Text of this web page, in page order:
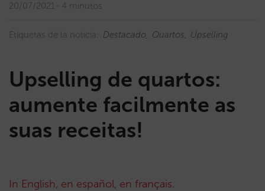
20/07/2021 4 minutos
Etiquetas de la noticia: Destacado Quartos Upselling
Upselling de quartos:
aumente facilmente as
suas receitas!
In English, en español, en français.